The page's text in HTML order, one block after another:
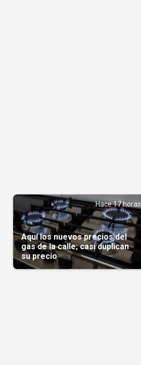
Hace 17 horas
Aquí los nuevos precios del
gas de la calle; casi duplican
su precio